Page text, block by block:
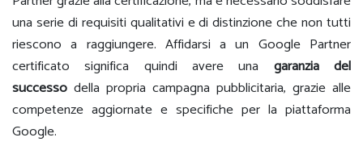
una serie di requisiti qualitativi e di distinzione che non tutti
riescono a raggiungere. Affidarsi a un Google Partner
certificato significa quindi avere una garanzia del
successo della propria campagna pubblicitaria, grazie alle
competenze aggiornate e specifiche per la piattaforma
Google.